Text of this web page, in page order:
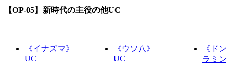
【OP-05】新時代の主役の他UC
《イナズマ》
UC
《ウソ八》
UC
《ド
ラミン